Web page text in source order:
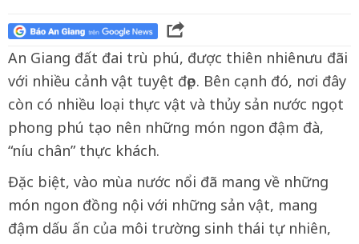
An Giang đất đai trù phú, được thiên nhiênưu đãi
với nhiều cảnh vật tuyệt đẹp. Bên cạnh đó, nơi đây
còn có nhiều loại thực vật và thủy sản nước ngọt
phong phú tạo nên những món ngon đậm đà,
“níu chân” thực khách.
Đặc biệt, vào mùa nước nổi đã mang về những
món ngon đồng nội với những sản vật, mang
đậm dấu ấn của môi trường sinh thái tự nhiên,